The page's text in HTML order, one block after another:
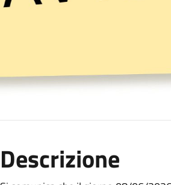
Descrizione